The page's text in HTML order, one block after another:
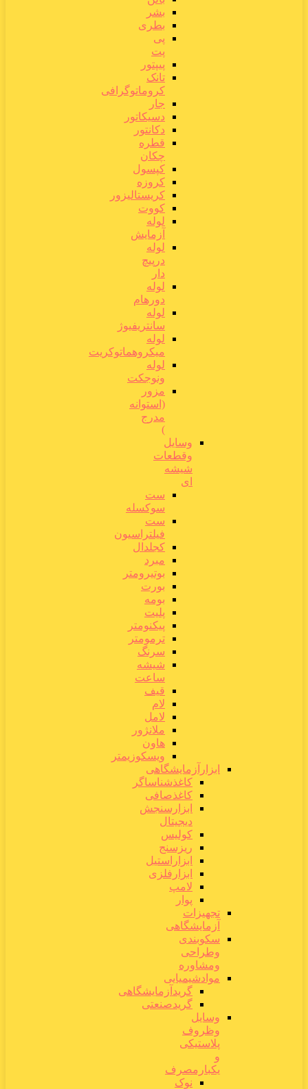
بشر
بطری
پی
پت
پیپتور
تانک
کروماتوگرافی
جار
دسیکاتور
دکانتور
قطره
چکان
کپسول
کروزه
کریستالیزور
کووت
لوله
آزمایش
لوله
درپیچ
دار
لوله
دورهام
لوله
سانتریفیوژ
لوله
میکروهماتوکریت
لوله
ونوجکت
مزور
(استوانه
مدرج
)
وسایل
وقطعات
شیشه
ای
ست
سوکسله
ست
فیلتراسیون
کجلدال
مبرد
بوتیرومتر
بورت
بومه
پلیت
پیکنومتر
ترمومتر
سرنگ
شیشه
ساعت
قیف
لام
لامل
ملانژور
هاون
ویسکوزیمتر
ابزارآزمایشگاهی
کاغذشناساگر
کاغذصافی
ابزارسنجش
دیجیتال
کولیس
ریزسنج
ابزاراستیل
ابزارفلزی
لامپ
پوار
تجهیزات
آزمایشگاهی
سکوبندی
وطراحی
ومشاوره
موادشیمیایی
گریدآزمایشگاهی
گریدصنعتی
وسایل
وظروف
پلاستیکی
و
یکبارمصرف
نوک